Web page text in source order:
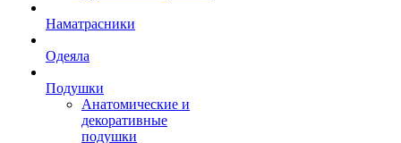
Наматрасники
Одеяла
Подушки
Анатомические и
декоративные
подушки